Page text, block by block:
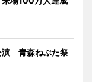
演 青森ねぶた祭